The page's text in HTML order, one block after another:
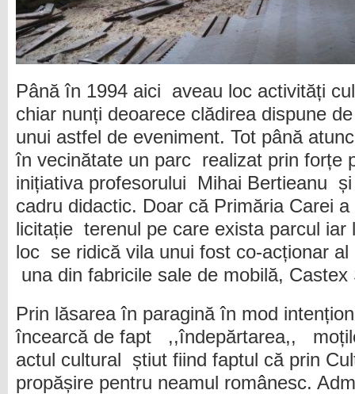
Până în 1994 aici aveau loc activități
chiar nunți deoarece clădirea dispune
unui astfel de eveniment. Tot până
în vecinătate un parc realizat prin forțe
inițiativa profesorului Mihai Bertieanu
cadru didactic. Doar că Primăria Carei
licitație terenul pe care exista parcul iar
loc se ridică vila unui fost co-acționar al
una din fabricile sale de mobilă, Castex
Prin lăsarea în paragină în mod
încearcă de fapt ,,îndepărtarea,,
actul cultural știut fiind faptul că prin
propășire pentru neamul românesc.